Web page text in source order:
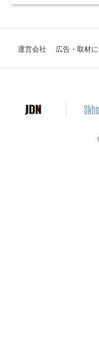
運営会社 広告・取材